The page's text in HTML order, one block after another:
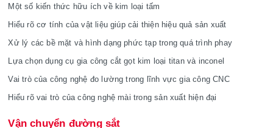
Một số kiến thức hữu ích về kim loại tấm
Hiểu rõ cơ tính của vật liệu giúp cải thiện hiệu quả sản xuất
Xử lý các bề mặt và hình dạng phức tạp trong quá trình phay
Lựa chọn dụng cụ gia công cắt gọt kim loại titan và inconel
Vai trò của công nghệ đo lường trong lĩnh vực gia công CNC
Hiểu rõ vai trò của công nghệ mài trong sản xuất hiện đại
Vận chuyển đường sắt